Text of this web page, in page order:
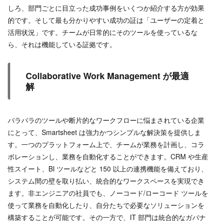
しろ、部門ごとに目立った成功事例をいくつか紹介する方が効果
的です。そして最も分かりやすい成功の証は「ユーザーの定着と
活用状況」です。チームが日常的にそのツールを使っているな
ら、それは機能している証拠です。
Collaborative Work Management が最適
解
バラバラのツールや断片的なワークフローに悩まされている企業
にとって、Smartsheet は強力かつシンプルな解決策を提供しま
す。一つのプラットフォーム上で、チームが業務を計画し、コラ
ボレーションし、業務を自動化することができます。CRM や生産
性スイート、BI ツールなどと 150 以上の連携機能を備えており、
システム間の壁を取り払い、統合的なワークスペースを実現でき
ます。非エンジニアの社員でも、ノーコード/ローコード ツールを
使って業務を自動化したり、自分たちで必要なソリューションを
構築することが可能です。その一方で、IT 部門は統合的なガバナ